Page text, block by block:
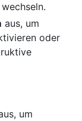
aus, um
oder
um